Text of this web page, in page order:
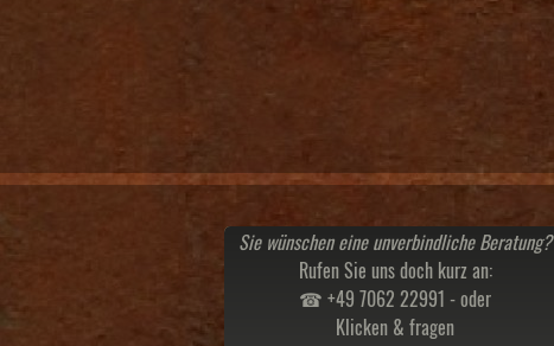
Sie wünschen eine unverbindliche Beratung?
Rufen Sie uns doch kurz an:
☎ +49 7062 22991 - oder
Klicken & fragen